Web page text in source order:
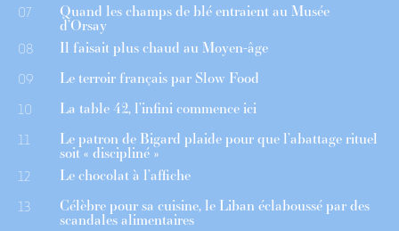
07 Quand les champs de blé entraient au Musée
d’Orsay
08 Il faisait plus chaud au Moyen-âge
09 Le terroir français par Slow Food
10 La table 42, l’infini commence ici
11 Le patron de Bigard plaide pour que l’abattage rituel
soit « discipliné »
12 Le chocolat à l’affiche
13 Célèbre pour sa cuisine, le Liban éclaboussé par des
scandales alimentaires